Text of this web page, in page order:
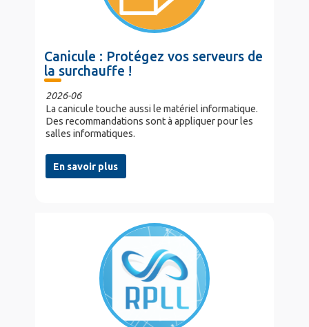
Canicule : Protégez vos serveurs de
la surchauffe !
2026-06
La canicule touche aussi le matériel informatique.
Des recommandations sont à appliquer pour les
salles informatiques.
En savoir plus